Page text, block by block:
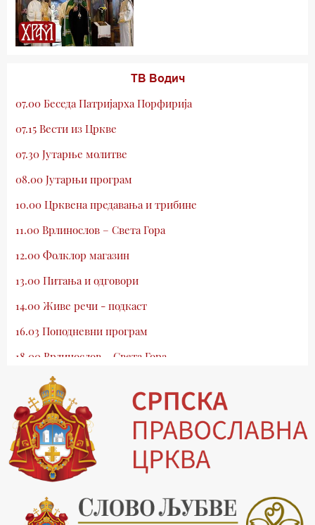
ТВ Водич
07.00 Беседа Патријарха Порфирија
07.15 Вести из Цркве
07.30 Јутарње молитве
08.00 Јутарњи програм
10.00 Црквена предавања и трибине
11.00 Врлинослов – Света Гора
12.00 Фолклор магазин
13.00 Питања и одговори
14.00 Живе речи - подкаст
16.03 Поподневни програм
18.00 Врлинослов – Света Гора
19.03 Атлас памћења
19.30 Вечерње молитве
20.00 Вести из Цркве
20.15 Реч архијереја
20.30 Млади у Цркви
21.03 Гугл пита